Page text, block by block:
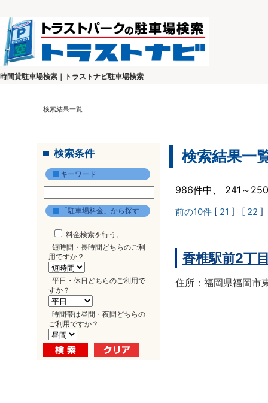
時間貸駐車場検索｜トラストナビ駐車場検索
検索結果一覧
検索条件
キーワード
「駐車場料金」から探す
料金検索を行う。
短時間・長時間どちらのご利
用ですか？
平日・休日どちらのご利用で
すか？
時間帯は昼間・夜間どちらの
ご利用ですか？
検索結果一
986件中、 241～
前の10件 [ 21 ] [ 22 ]
香椎駅前2丁
住所：福岡県福岡市